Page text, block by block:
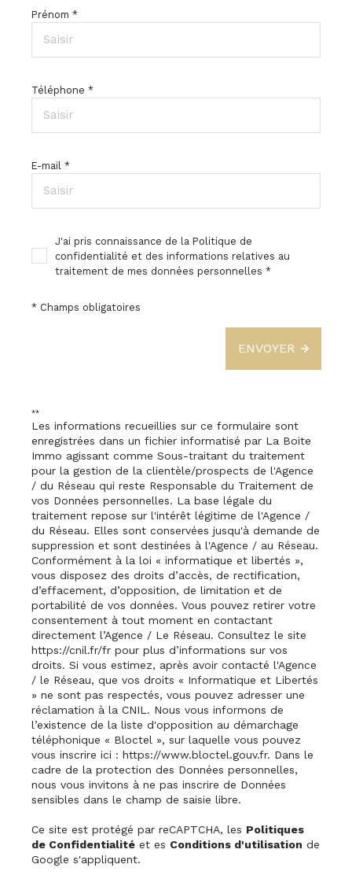
Prénom *
Téléphone *
E-mail *
J'ai pris connaissance de la Politique de
confidentialité et des informations relatives au
traitement de mes données personnelles *
* Champs obligatoires
ENVOYER
**
Les informations recueillies sur ce formulaire sont
enregistrées dans un fichier informatisé par La Boite
Immo agissant comme Sous-traitant du traitement
pour la gestion de la clientèle/prospects de l'Agence
/ du Réseau qui reste Responsable du Traitement de
vos Données personnelles. La base légale du
traitement repose sur l'intérêt légitime de l'Agence /
du Réseau. Elles sont conservées jusqu'à demande de
suppression et sont destinées à l'Agence / au Réseau.
Conformément à la loi « informatique et libertés »,
vous disposez des droits d’accès, de rectification,
d’effacement, d’opposition, de limitation et de
portabilité de vos données. Vous pouvez retirer votre
consentement à tout moment en contactant
directement l’Agence / Le Réseau. Consultez le site
https://cnil.fr/fr pour plus d’informations sur vos
droits. Si vous estimez, après avoir contacté l'Agence
/ le Réseau, que vos droits « Informatique et Libertés
» ne sont pas respectés, vous pouvez adresser une
réclamation à la CNIL. Nous vous informons de
l’existence de la liste d'opposition au démarchage
téléphonique « Bloctel », sur laquelle vous pouvez
vous inscrire ici : https://www.bloctel.gouv.fr. Dans le
cadre de la protection des Données personnelles,
nous vous invitons à ne pas inscrire de Données
sensibles dans le champ de saisie libre.
Ce site est protégé par reCAPTCHA, les Politiques
de Confidentialité et es Conditions d'utilisation de
Google s'appliquent.